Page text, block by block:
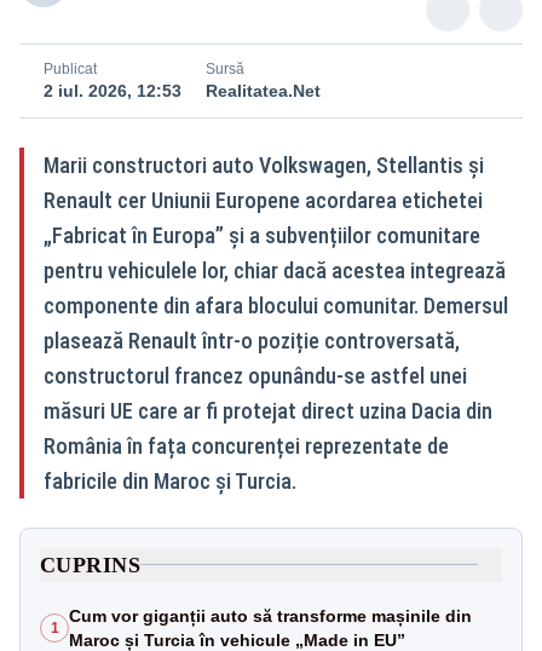
Publicat
2 iul. 2026, 12:53
Sursă
Realitatea.Net
Marii constructori auto Volkswagen, Stellantis și
Renault cer Uniunii Europene acordarea etichetei
„Fabricat în Europa” și a subvențiilor comunitare
pentru vehiculele lor, chiar dacă acestea integrează
componente din afara blocului comunitar. Demersul
plasează Renault într-o poziție controversată,
constructorul francez opunându-se astfel unei
măsuri UE care ar fi protejat direct uzina Dacia din
România în fața concurenței reprezentate de
fabricile din Maroc și Turcia.
CUPRINS
1
Cum vor giganții auto să transforme mașinile din
Maroc și Turcia în vehicule „Made in EU”